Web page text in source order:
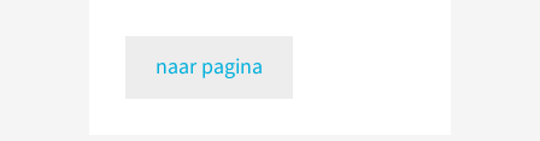
naar pagina